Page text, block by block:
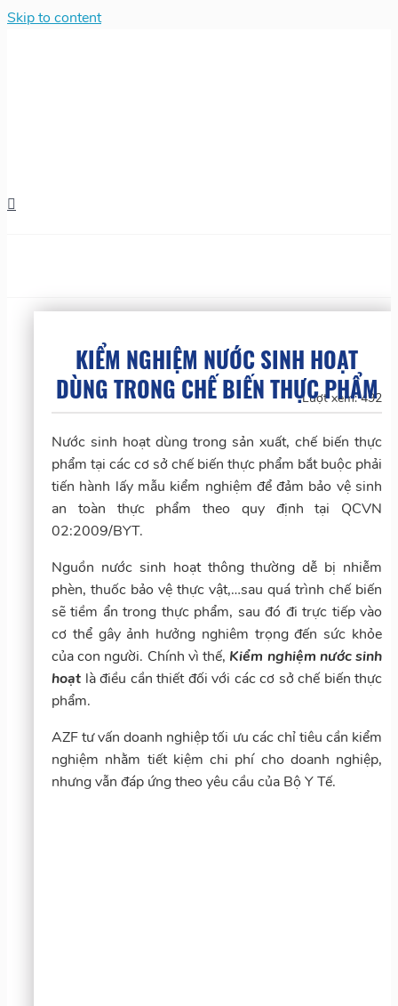
Skip to content
KIỂM NGHIỆM NƯỚC SINH HOẠT
DÙNG TRONG CHẾ BIẾN THỰC PHẨM
Lượt xem:492
Nước sinh hoạt dùng trong sản xuất, chế biến thực
phẩm tại các cơ sở chế biến thực phẩm bắt buộc phải
tiến hành lấy mẫu kiểm nghiệm để đảm bảo vệ sinh
an toàn thực phẩm theo quy định tại QCVN
02:2009/BYT.
Nguồn nước sinh hoạt thông thường dễ bị nhiễm
phèn, thuốc bảo vệ thực vật,…sau quá trình chế biến
sẽ tiềm ẩn trong thực phẩm, sau đó đi trực tiếp vào
cơ thể gây ảnh hưởng nghiêm trọng đến sức khỏe
của con người. Chính vì thế, Kiểm nghiệm nước sinh
hoạt là điều cần thiết đối với các cơ sở chế biến thực
phẩm.
AZF tư vấn doanh nghiệp tối ưu các chỉ tiêu cần kiểm
nghiệm nhằm tiết kiệm chi phí cho doanh nghiệp,
nhưng vẫn đáp ứng theo yêu cầu của Bộ Y Tế.